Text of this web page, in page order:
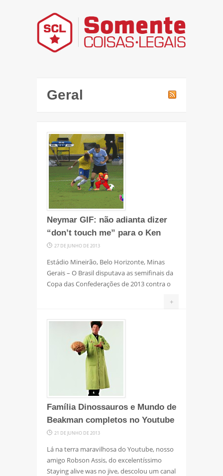
Geral
Neymar GIF: não adianta dizer
“don’t touch me” para o Ken
27 DE JUNHO DE 2013
Estádio Mineirão, Belo Horizonte, Minas
Gerais – O Brasil disputava as semifinais da
Copa das Confederações de 2013 contra o
+
Família Dinossauros e Mundo de
Beakman completos no Youtube
21 DE JUNHO DE 2013
Lá na terra maravilhosa do Youtube, nosso
amigo Robson Assis, do excelentíssimo
Staying alive was no jive, descolou um canal